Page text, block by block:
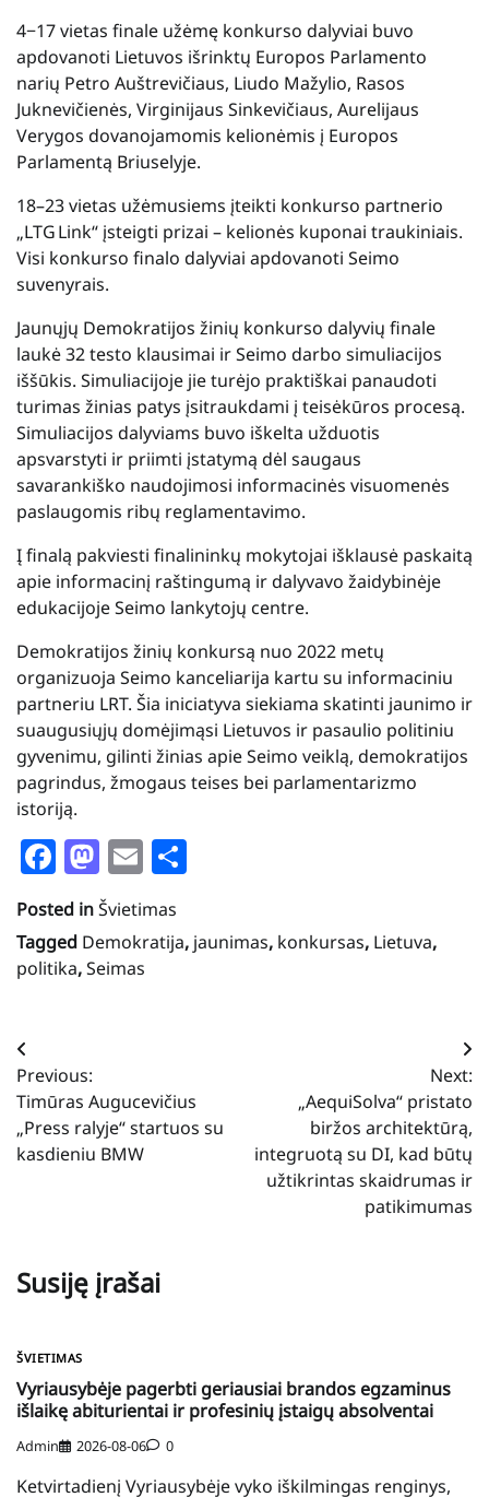
4−17 vietas finale užėmę konkurso dalyviai buvo
apdovanoti Lietuvos išrinktų Europos Parlamento
narių Petro Auštrevičiaus, Liudo Mažylio, Rasos
Juknevičienės, Virginijaus Sinkevičiaus, Aurelijaus
Verygos dovanojamomis kelionėmis į Europos
Parlamentą Briuselyje.
18–23 vietas užėmusiems įteikti konkurso partnerio
„LTG Link“ įsteigti prizai – kelionės kuponai traukiniais.
Visi konkurso finalo dalyviai apdovanoti Seimo
suvenyrais.
Jaunųjų Demokratijos žinių konkurso dalyvių finale
laukė 32 testo klausimai ir Seimo darbo simuliacijos
iššūkis. Simuliacijoje jie turėjo praktiškai panaudoti
turimas žinias patys įsitraukdami į teisėkūros procesą.
Simuliacijos dalyviams buvo iškelta užduotis
apsvarstyti ir priimti įstatymą dėl saugaus
savarankiško naudojimosi informacinės visuomenės
paslaugomis ribų reglamentavimo.
Į finalą pakviesti finalininkų mokytojai išklausė paskaitą
apie informacinį raštingumą ir dalyvavo žaidybinėje
edukacijoje Seimo lankytojų centre.
Demokratijos žinių konkursą nuo 2022 metų
organizuoja Seimo kanceliarija kartu su informaciniu
partneriu LRT. Šia iniciatyva siekiama skatinti jaunimo ir
suaugusiųjų domėjimąsi Lietuvos ir pasaulio politiniu
gyvenimu, gilinti žinias apie Seimo veiklą, demokratijos
pagrindus, žmogaus teises bei parlamentarizmo
istoriją.
Facebook
Mastodon
Email
Posted inŠvietimas
Tagged Demokratija, jaunimas, konkursas, Lietuva,
politika,Seimas
Navigacija
tarp
įrašų
Previous:
Timūras Augucevičius
„Press ralyje“ startuos su
kasdieniu BMW
Next:
„AequiSolva“ pristato
biržos architektūrą,
integruotą su DI, kad būtų
užtikrintas skaidrumas ir
patikimumas
Susiję įrašai
ŠVIETIMAS
Vyriausybėje pagerbti geriausiai brandos egzaminus
išlaikę abiturientai ir profesinių įstaigų absolventai
Admin 2026-08-06 0
Ketvirtadienį Vyriausybėje vyko iškilmingas renginys,